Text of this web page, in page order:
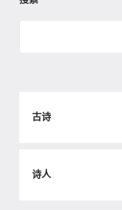
古诗
诗人